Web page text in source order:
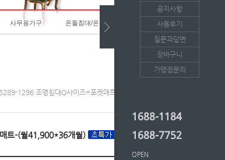
사무용가구 온돌침대/온돌소파
1296 조명침대Q사이즈+포켓매트-(월41,900*36개월)
트-(월41,900*36개월)
공지사항
사용후기
질문과답변
장바구니
가맹점문의
1688-1184
1688-7752
OPEN